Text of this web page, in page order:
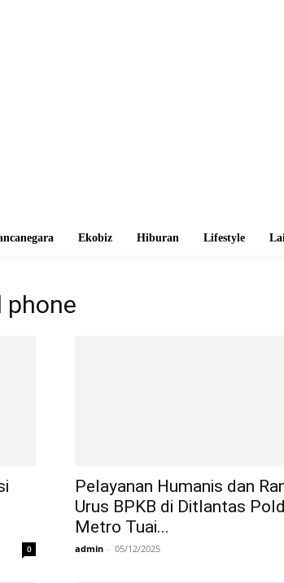
Ekobiz Hiburan Lifestyle
phone
0
Pelayanan Humanis dan
Urus BPKB di Ditlantas
Metro Tuai...
admin - 05/12/2025